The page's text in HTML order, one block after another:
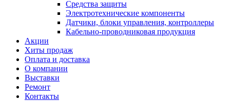
Средства защиты
Электротехнические компоненты
Датчики, блоки управления, контроллеры
Кабельно-проводниковая продукция
Акции
Хиты продаж
Оплата и доставка
О компании
Выставки
Ремонт
Контакты